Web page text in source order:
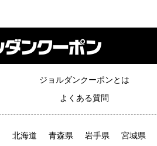
ジョルダンクーポンとは
よくある質問
北海道 青森県 岩手県 宮城県